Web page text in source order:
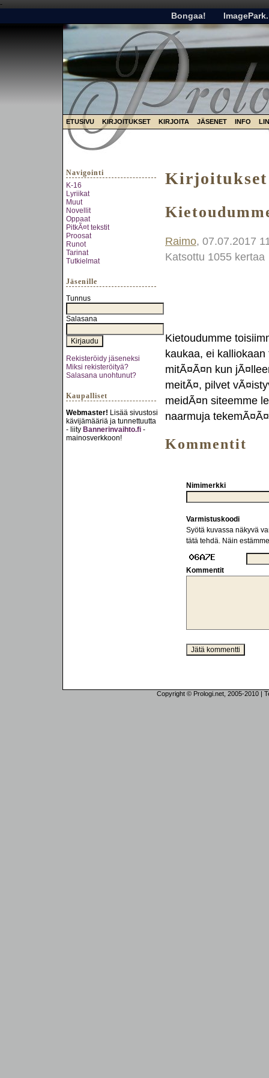
-
Bongaa!
ETUSIVU KIRJOITUKSET KIRJOITA JÄSENET INFO
Navigointi
K-16
Lyriikat
Muut
Novellit
Oppaat
PitkÃ¤t tekstit
Proosat
Runot
Tarinat
Tutkielmat
Jäsenille
Tunnus
Salasana
Rekisteröidy jäseneksi
Miksi rekisteröityä?
Salasana unohtunut?
Kaupalliset
Webmaster! Lisää sivustosi
kävijämääriä ja tunnettuutta
- liity Bannerinvaihto.fi -
mainosverkkoon!
Kirjoitukset
Raimo, 07.07.2017
Katsottu 1055 kertaa
Kietoudumme
kaukaa, ei
mitÃ¤Ã¤n kun
meitÃ¤, pilvet
meidÃ¤n siteemme
naarmuja
Kommentit
Nimimerkki
Varmistuskoodi
Syötä kuvassa näkyvä
tätä tehdä. Näin
Kommentit
Copyright © Prologi.net, 2005-2010 |